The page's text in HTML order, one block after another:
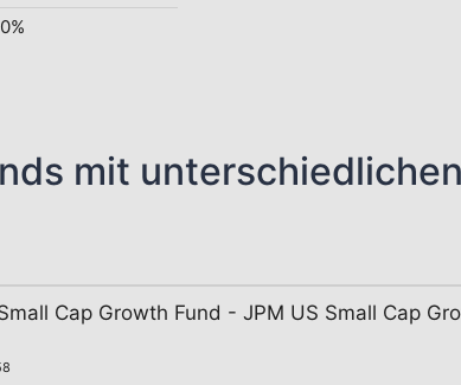
mit
Cap Growth Fund - JPM US Small Cap